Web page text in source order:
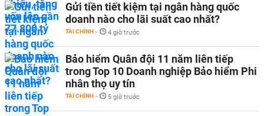
Gửi tiền tiết kiệm tại ngân hàng quốc
doanh nào cho lãi suất cao nhất?
TÀI CHÍNH - 4 giờ trước
Bảo hiểm Quân đội 11 năm liên tiếp
trong Top 10 Doanh nghiệp Bảo hiểm Phi
nhân thọ uy tín
TÀI CHÍNH - 5 giờ trước